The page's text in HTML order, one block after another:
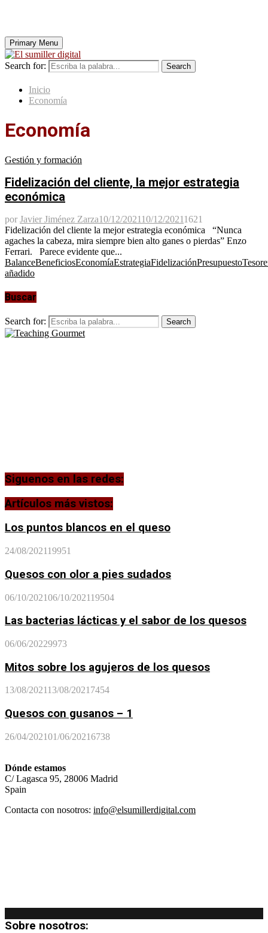
Primary Menu
Search for: Search
Inicio
Economía
Economía
Gestión y formación
Fidelización del cliente, la mejor estrategia
económica
por Javier Jiménez Zarza10/12/202110/12/20211621
Fidelización del cliente la mejor estrategia económica “Nunca
agaches la cabeza, mira siempre bien alto ganes o pierdas” Enzo
Ferrari. Parece evidente que...
BalanceBeneficiosEconomíaEstrategiaFidelizaciónPresupuesto
añadido
Buscar
Search for: Search
Siguenos en las redes:
Artículos más vistos:
Los puntos blancos en el queso
24/08/202119951
Quesos con olor a pies sudados
06/10/202106/10/202119504
Las bacterias lácticas y el sabor de los quesos
06/06/20229973
Mitos sobre los agujeros de los quesos
13/08/202113/08/20217454
Quesos con gusanos – 1
26/04/202101/06/20216738
Dónde estamos
C/ Lagasca 95, 28006 Madrid
Spain
Contacta con nosotros: info@elsumillerdigital.com
Sobre nosotros: